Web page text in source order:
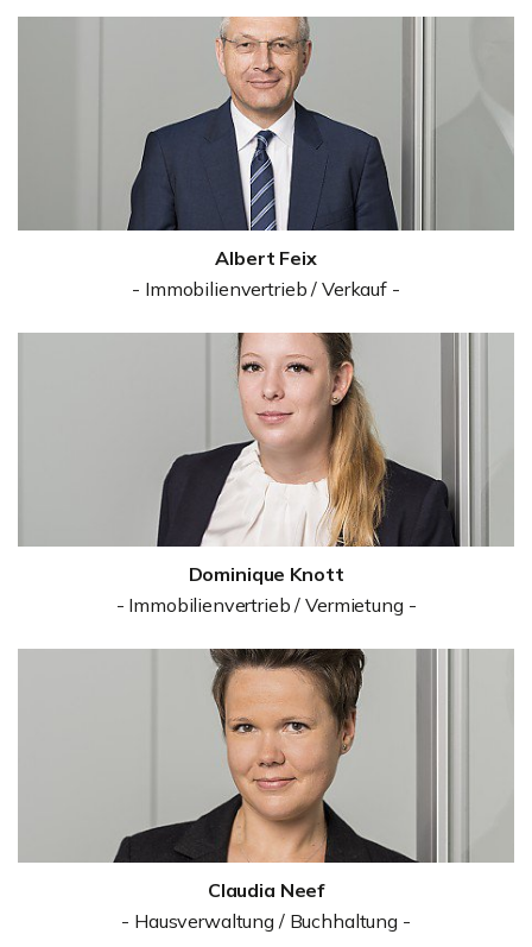
Albert Feix
- Immobilienvertrieb / Verkauf -
Dominique Knott
- Immobilienvertrieb / Vermietung -
Claudia Neef
- Hausverwaltung / Buchhaltung -